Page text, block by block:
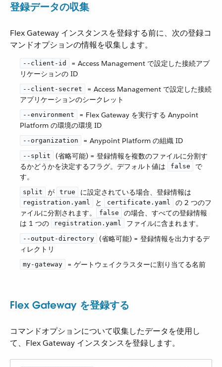
登録データの収集
Flex Gateway インスタンスを登録する前に、次の登録コ
マンドオプションの情報を収集します。
--client-id
​ = Access Management で設定した接続アプ
リケーションの ID
--client-secret
​ = Access Management で設定した接続
アプリケーションのシークレット
--environment
​ = Flex Gateway を実行する Anypoint
Platform の環境の環境 ID
--organization ​ = Anypoint Platform の組織 ID
--split
​ (省略可能) = 登録情報を複数のファイルに分割す
るかどうかを決定するフラグ。デフォルト値は ​
false
​ で
す。
split ​ が ​ true ​ に設定されている場合、登録情報は ​
registration.yaml ​ と ​ certificate.yaml
​ の 2 つのフ
ァイルに分割されます。​
false
​ の場合、すべての登録情報
は 1 つの ​
registration.yaml ​ ファイルに含まれます。
--output-directory
​ (省略可能) = 登録情報を出力するデ
ィレクトリ
my-gateway ​ = ゲートウェイクラスターに割り当てる名前
Flex Gateway を登録する
コマンドオプションについて収集したデータを使用し
て、Flex Gateway インスタンスを登録します。